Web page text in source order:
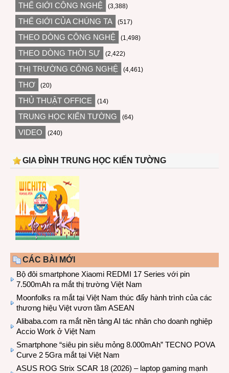
THẾ GIỚI CÔNG NGHỆ (3,388)
THẾ GIỚI CỦA CHÚNG TA (517)
THEO DÒNG CÔNG NGHỆ (1,498)
THEO DÒNG THỜI SỰ (2,422)
THỊ TRƯỜNG CÔNG NGHỆ (4,461)
THƠ (20)
THỦ THUẬT OFFICE (14)
TRUNG HỌC KIẾN TƯỜNG (64)
VIDEO (240)
GIA ĐÌNH TRUNG HỌC KIẾN TƯỜNG
CÁC BÀI MỚI
Bộ đôi smartphone Xiaomi REDMI 17 Series với pin
7.500mAh ra mắt thị trường Việt Nam
Moonfolks ra mắt tại Việt Nam thúc đẩy hành trình của các
thương hiệu Việt vươn tầm ASEAN
Alibaba.com ra mắt nền tảng AI tác nhân cho doanh nghiệp
Accio Work ở Việt Nam
Smartphone “siêu pin siêu mỏng 8.000mAh” TECNO POVA
Curve 2 5Gra mắt tại Việt Nam
ASUS ROG Strix SCAR 18 (2026) – laptop gaming mạnh